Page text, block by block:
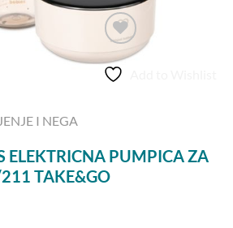
I NEGA
ELEKTRICNA PUMPICA ZA
TAKE&GO